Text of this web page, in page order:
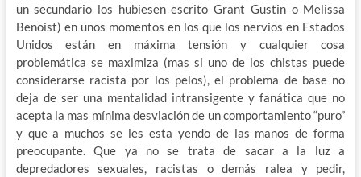
un secundario los hubiesen escrito Grant Gustin o Melissa
Benoist) en unos momentos en los que los nervios en Estados
Unidos están en máxima tensión y cualquier cosa
problemática se maximiza (mas si uno de los chistas puede
considerarse racista por los pelos), el problema de base no
deja de ser una mentalidad intransigente y fanática que no
acepta la mas mínima desviación de un comportamiento “puro”
y que a muchos se les esta yendo de las manos de forma
preocupante. Que ya no se trata de sacar a la luz a
depredadores sexuales, racistas o demás ralea y pedir,